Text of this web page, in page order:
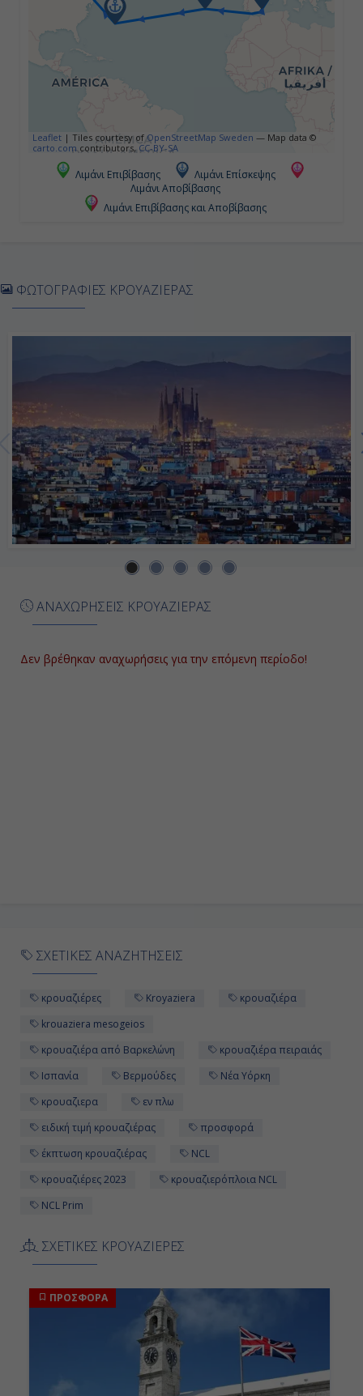
-
Ημέρα 5η
Πόντα Ντελγάντα - Αζόρες ,
Πορτογαλία
09:00
Εν Πλω
-
-
Ημέρα 11η
Leaflet | Tiles courtesy of OpenStreetMap Sweden — Map data ©
carto.com contributors, CC-BY-SA
Λιμάνι Επιβίβασης
Λιμάνι Επίσκεψης
Λιμάνι Αποβίβασης
Λιμάνι Επιβίβασης και Αποβίβασης
ΑΝΑΧΩΡΗΣΕΙΣ ΚΡΟΥΑΖΙΕΡΑΣ
Δεν βρέθηκαν αναχωρήσεις για την επόμενη περίοδο!
ΦΩΤΟΓΡΑΦΙΕΣ ΚΡΟΥΑΖΙΕΡΑΣ
ΣΧΕΤΙΚΕΣ ΑΝΑΖΗΤΗΣΕΙΣ
κρουαζιέρες Kroyaziera
κρουαζιέρα
krouaziera mesogeios
κρουαζιέρα από Βαρκελώνη
κρουαζιέρα πειραιάς
Ισπανία
Βερμούδες
Νέα Υόρκη
κρουαζιερα
εν πλω
ειδική τιμή κρουαζιέρας
προσφορά
έκπτωση κρουαζιέρας
NCL
κρουαζιέρες 2023
κρουαζιερόπλοια NCL
NCL Prim
ΣΧΕΤΙΚΕΣ ΚΡΟΥΑΖΙΕΡΕΣ
ΠΡΟΣΦΟΡΑ